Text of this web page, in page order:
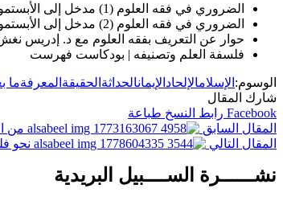
الضروري في فقه العلوم (1) مدخل إلى الأبستمولوجيا وفلسفة العلوم المعاصرة ادريس نغش الجابري
الضروري في فقه العلوم (2) مدخل إلى الأبستمولوجيا وفلسفة العلوم المعاصرة ادريس نغش الجابري
حوار عن التعريف بفقه العلوم مع د. إدريس
فلسفة العلم وتصنيفه | بودكاست فهرست
الوسوم: الإسلامالإلحاد الإيمانالحداثة الحقيقة المعرفةما
شارك المقال
Facebook رابط النسخ طباعة
المقال السابق
من
المقال التالي
نحو
نشــــــرة الســــبيل البريدية